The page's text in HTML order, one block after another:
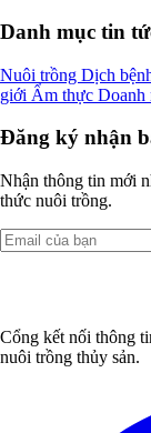
Danh mục tin
Nuôi trồng Dịch
giới Ẩm thực Doanh
Đăng ký nhận
Nhận thông tin mới
thức nuôi trồng.
Cổng kết nối thông
nuôi trồng thủy sản.